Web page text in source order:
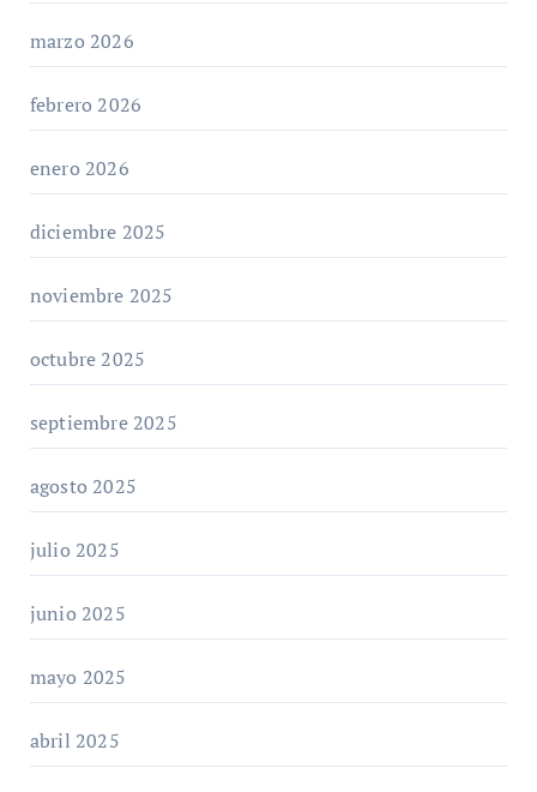
marzo 2026
febrero 2026
enero 2026
diciembre 2025
noviembre 2025
octubre 2025
septiembre 2025
agosto 2025
julio 2025
junio 2025
mayo 2025
abril 2025